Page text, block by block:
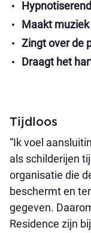
Maakt
Zingt over de
Draagt het
Tijdloos
“Ik voel
als schilderijen
organisatie die
beschermt en
gegeven.
Residence zijn